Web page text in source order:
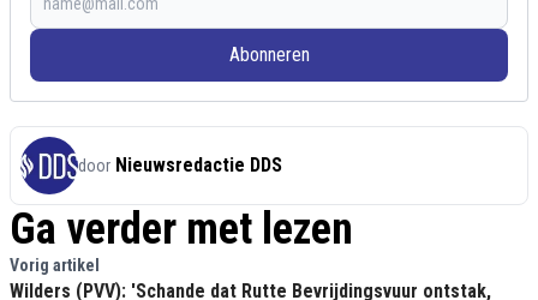
Abonneren
door Nieuwsredactie DDS
Ga verder met lezen
Vorig artikel
Wilders (PVV): 'Schande dat Rutte Bevrijdingsvuur ontstak,